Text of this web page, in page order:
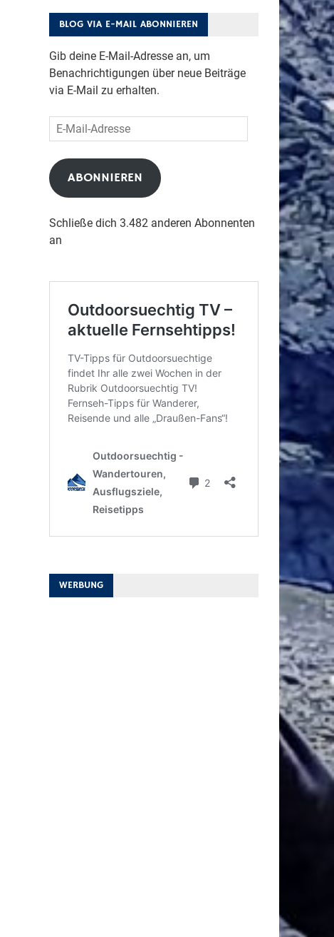
BLOG VIA E-MAIL ABONNIEREN
Gib deine E-Mail-Adresse an, um
Benachrichtigungen über neue Beiträge
via E-Mail zu erhalten.
E-
Mail-
Adresse
ABONNIEREN
Schließe dich 3.482 anderen Abonnenten
an
WERBUNG